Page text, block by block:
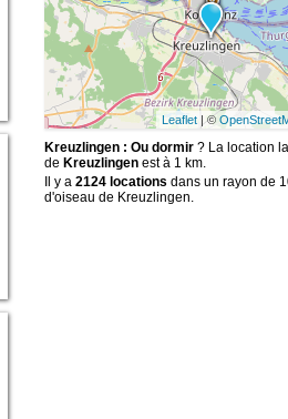
Leaflet | ©
Kreuzlingen : Ou dormir? La location
de Kreuzlingenest à 1 km.
Il y a 2124 locations dans un rayon de
d'oiseau de Kreuzlingen.